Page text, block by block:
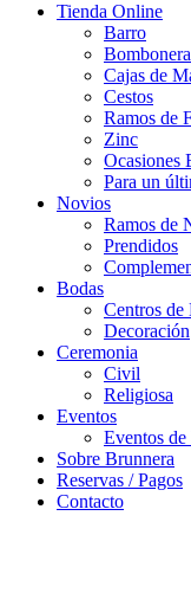
Tienda Online
Barro
Cajas de
Cestos
Ramos de
Zinc
Ocasiones
Para un
Novios
Ramos de
Prendidos
Bodas
Centros de
Decoración
Ceremonia
Civil
Religiosa
Eventos
Eventos de
Sobre Brunnera
Reservas / Pagos
Contacto